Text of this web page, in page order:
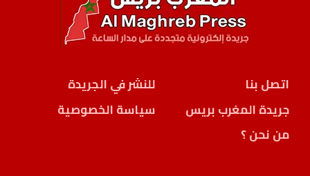
اتصل بنا
للنشر في الجريدة
جريدة المغرب بريس
سياسة الخصوصية
من نحن ؟